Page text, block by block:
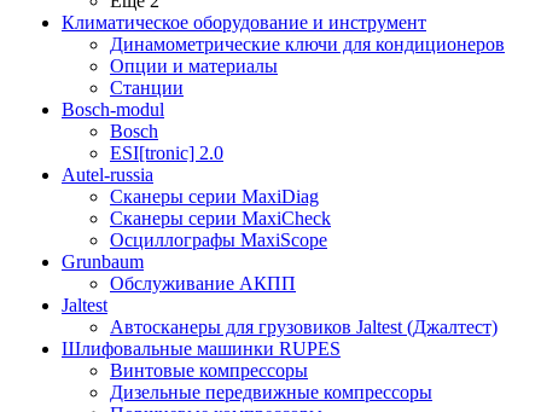
Климатическое оборудование и инструмент
Динамометрические ключи для кондиционеров
Опции и материалы
Станции
Bosch-modul
Bosch
ESI[tronic] 2.0
Autel-russia
Сканеры серии MaxiDiag
Сканеры серии MaxiCheck
Осциллографы MaxiScope
Grunbaum
Обслуживание АКПП
Jaltest
Автосканеры для грузовиков Jaltest (Джалтест)
Шлифовальные машинки RUPES
Винтовые компрессоры
Дизельные передвижные компрессоры